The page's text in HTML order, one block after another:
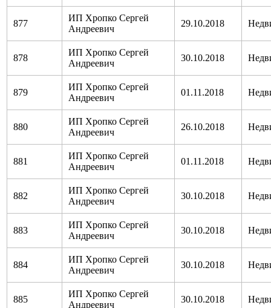
877
ИП Хропко Сергей
Андреевич
29.10.2018
878
ИП Хропко Сергей
Андреевич
30.10.2018
879
ИП Хропко Сергей
Андреевич
01.11.2018
880
ИП Хропко Сергей
Андреевич
26.10.2018
881
ИП Хропко Сергей
Андреевич
01.11.2018
882
ИП Хропко Сергей
Андреевич
30.10.2018
883
ИП Хропко Сергей
Андреевич
30.10.2018
884
ИП Хропко Сергей
Андреевич
30.10.2018
885
ИП Хропко Сергей
Андреевич
30.10.2018